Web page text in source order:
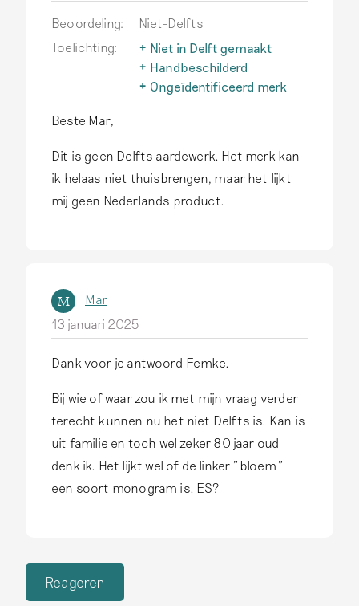
Beoordeling:
Niet-Delfts
Toelichting:
Niet in Delft gemaakt
Delfts aardewerk wordt
alleen zo genoemd als het
Handbeschilderd
Een belangrijk kenmerk van
Druktechnieken komen op
dit aardewerk niet voor.
Lees meer
Ongeïdentificeerd merk
zou een nieuw Delfts merk
kunnen zijn! Maar ook een
merk dat niet in Delft
gevoerd werd.Lees meer
Beste Mar,
Dit is geen Delfts aardewerk. Het merk kan
ik helaas niet thuisbrengen, maar het lijkt
mij geen Nederlands product.
M
Mar
13 januari 2025
Dank voor je antwoord Femke.
Bij wie of waar zou ik met mijn vraag verder
terecht kunnen nu het niet Delfts is. Kan is
uit familie en toch wel zeker 80 jaar oud
denk ik. Het lijkt wel of de linker "bloem"
een soort monogram is. ES?
Reageren